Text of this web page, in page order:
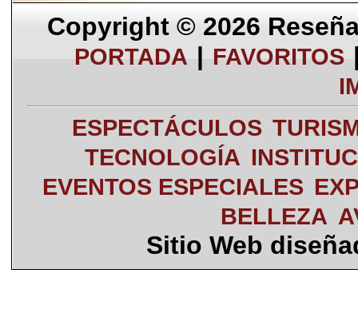
Copyright © 2026
PORTADA | FAVORITOS
ESPECTÁCULOS
TECNOLOGÍA
EVENTOS ESPECIALES
BELLEZA
Sitio Web